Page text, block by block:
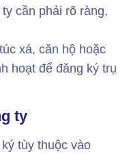
cần phải rõ ràng,
xá, căn hộ hoặc
hoạt để đăng ký trụ
ty
tùy thuộc vào